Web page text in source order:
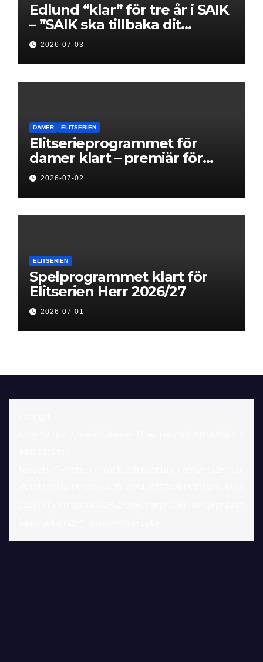
Edlund “klar” för tre år i SAIK
– ”SAIK ska tillbaka dit
klubben hör hemma”
2026-07-03
DAMER ELITSERIEN
Elitserieprogrammet för
damer klart – premiär för
Next Level
2026-07-02
ELITSERIEN
Spelprogrammet klart för
Elitserien Herr 2026/27
2026-07-01